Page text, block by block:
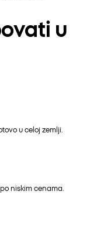
u
u celoj zemlji.
niskim cenama.